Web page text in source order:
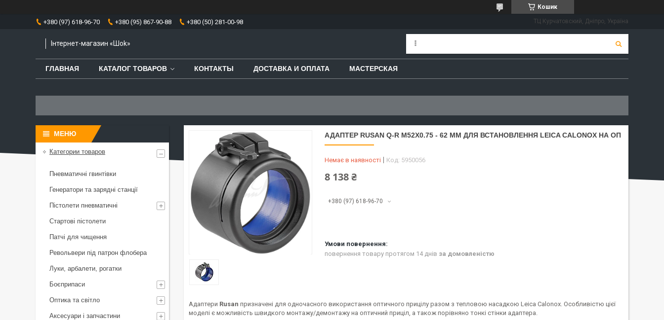
Кошик
+380 (97) 618-96-70 +380 (95) 867-90-88 +380 (50) 281-00-98 ТЦ Курчатовский, Дніпро, Україна
Інтернет-магазин «Шоk»
ГЛАВНАЯ КАТАЛОГ ТОВАРОВ КОНТАКТЫ ДОСТАВКА И ОПЛАТА МАСТЕРСКАЯ
АДАПТЕР RUSAN Q-R M52X0.75 - 62 ММ ДЛЯ ВСТАНОВЛЕННЯ LEICA CALONOX НА ОП
Немає в наявності Код: 5950056
8 138 ₴
+380 (97) 618-96-70
повернення товару протягом 14 днів за домовленістю
Адаптери Rusan призначені для одночасного використання оптичного прицілу разом з тепловою насадкою Leica Calonox. Особливістю цієї
моделі є можливість швидкого монтажу/демонтажу на оптичний приціл, а також порівняно тонкі стінки адаптера.
Категории товаров
Пневматичні гвинтівки
Генератори та зарядні станції
Пістолети пневматичні
Стартові пістолети
Патчі для чищення
Револьвери під патрон флобера
Луки, арбалети, рогатки
Боєприпаси
Оптика та світло
Аксесуари і запчастини